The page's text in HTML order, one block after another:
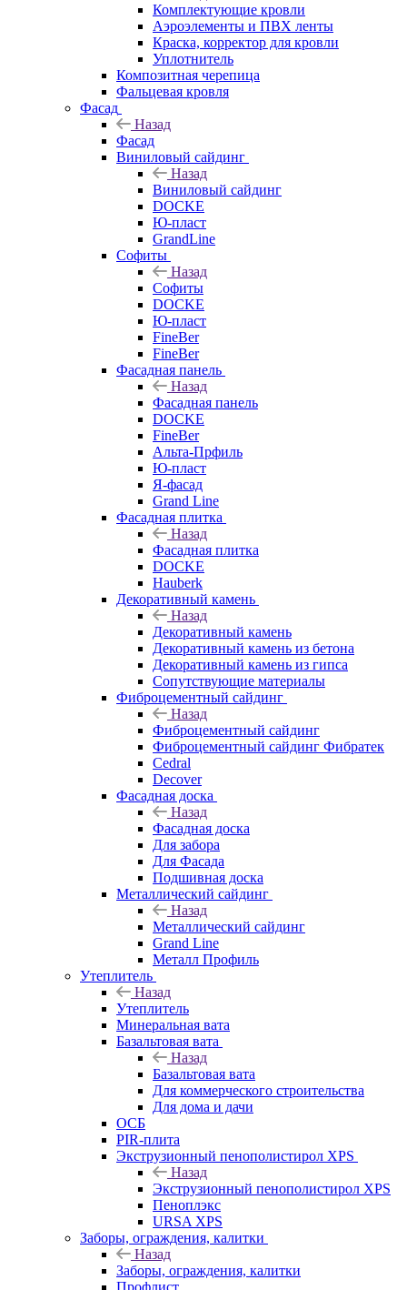
Комплектующие кровли
Аэроэлементы и ПВХ ленты
Краска, корректор для кровли
Уплотнитель
Композитная черепица
Фальцевая кровля
Фасад
Назад
Фасад
Виниловый сайдинг
Назад
Виниловый сайдинг
DOCKE
Ю-пласт
GrandLine
Софиты
Назад
Софиты
DOCKE
Ю-пласт
FineBer
FineBer
Фасадная панель
Назад
Фасадная панель
DOCKE
FineBer
Альта-Прфиль
Ю-пласт
Я-фасад
Grand Line
Фасадная плитка
Назад
Фасадная плитка
DOCKE
Hauberk
Декоративный камень
Назад
Декоративный камень
Декоративный камень из бетона
Декоративный камень из гипса
Сопутствующие материалы
Фиброцементный сайдинг
Назад
Фиброцементный сайдинг
Фиброцементный сайдинг Фибратек
Cedral
Decover
Фасадная доска
Назад
Фасадная доска
Для забора
Для Фасада
Подшивная доска
Металлический сайдинг
Назад
Металлический сайдинг
Grand Line
Металл Профиль
Утеплитель
Назад
Утеплитель
Минеральная вата
Базальтовая вата
Назад
Базальтовая вата
Для коммерческого строительства
Для дома и дачи
ОСБ
PIR-плита
Экструзионный пенополистирол XPS
Назад
Экструзионный пенополистирол XPS
Пеноплэкс
URSA XPS
Заборы, ограждения, калитки
Назад
Заборы, ограждения, калитки
Профлист